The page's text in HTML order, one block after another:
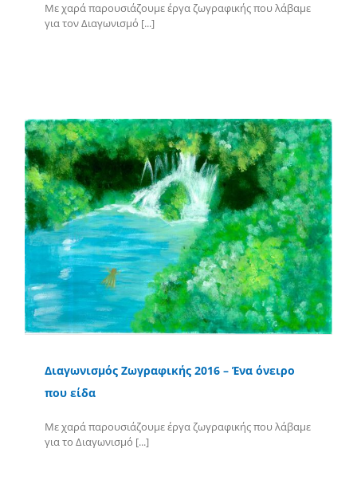
Με χαρά παρουσιάζουμε έργα ζωγραφικής που λάβαμε
για τον Διαγωνισμό [...]
Διαγωνισμός Ζωγραφικής 2016 – Ένα όνειρο
που είδα
Με χαρά παρουσιάζουμε έργα ζωγραφικής που λάβαμε
για το Διαγωνισμό [...]